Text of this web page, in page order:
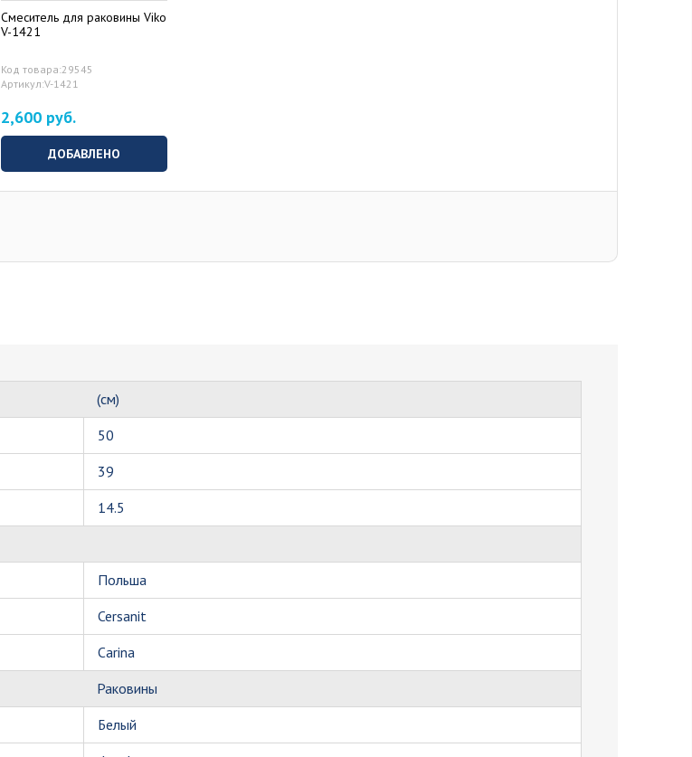
Смеситель для раковины Viko
V-1421
Код товара:29545
Артикул:V-1421
2,600 руб.
ДОБАВЛЕНО
(см)
50
39
14.5
Польша
Cersanit
Carina
Раковины
Белый